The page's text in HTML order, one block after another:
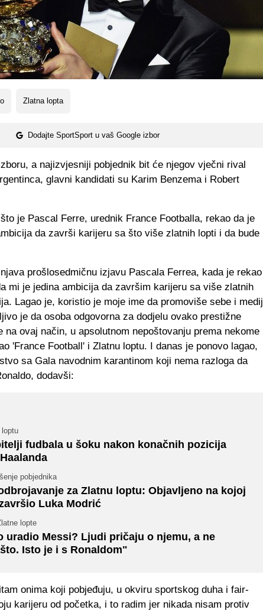
Zlatna lopta
Dodajte SportSport u vaš Google izbor
a najizvjesniji pobjednik bit će njegov vječni rival
glavni kandidati su Karim Benzema i Robert
je Pascal Ferre, urednik France Footballa, rekao da je
da završi karijeru sa što više zlatnih lopti i da bude
prošlosedmičnu izjavu Pascala Ferrea, kada je rekao
mi je jedina ambicija da završim karijeru sa više zlatnih
Lagao je, koristio je moje ime da promoviše sebe i medij
je da osoba odgovorna za dodjelu ovako prestižne
na ovaj način, u apsolutnom nepoštovanju prema nekome
'France Football' i Zlatnu loptu. I danas je ponovo lagao,
sa Gala navodnim karantinom koji nema razloga da
dodavši:
loptu
fudbala u šoku nakon konačnih pozicija
pobjednika
za Zlatnu loptu: Objavljeno na kojoj
Luka Modrić
lopte
uradio Messi? Ljudi pričaju o njemu, a ne
Isto je i s Ronaldom"
onima koji pobjeđuju, u okviru sportskog duha i fair-
karijeru od početka, i to radim jer nikada nisam protiv